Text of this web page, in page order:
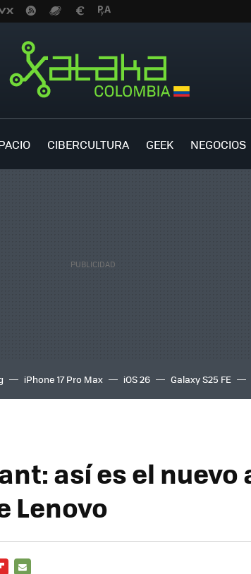
CIBERCULTURA GEEK NEGOCIOS
iPhone 17 Pro Max iOS 26 Galaxy S25 FE
así es el nuevo
Lenovo